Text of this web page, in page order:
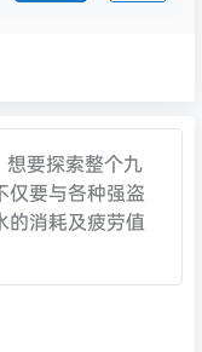
要探索整个九
仅要与各种强盗
的消耗及疲劳值